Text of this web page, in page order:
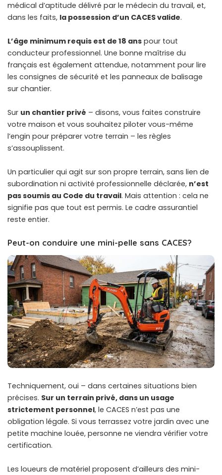
médical d’aptitude délivré par le médecin du travail, et,
dans les faits, la possession d’un CACES valide.
L’âge minimum requis est de 18 ans pour tout
conducteur professionnel. Une bonne maîtrise du
français est également attendue, notamment pour lire
les consignes de sécurité et les panneaux de balisage
sur chantier.
Sur un chantier privé – disons, vous faites construire
votre maison et vous souhaitez piloter vous-même
l’engin pour préparer votre terrain – les règles
s’assouplissent.
Un particulier qui agit sur son propre terrain, sans lien de
subordination ni activité professionnelle déclarée, n’est
pas soumis au Code du travail. Mais attention : cela ne
signifie pas que tout est permis. Le cadre assurantiel
reste entier.
Peut-on conduire une mini-pelle sans CACES?
Techniquement, oui – dans certaines situations bien
précises. Sur un terrain privé, dans un usage
strictement personnel, le CACES n’est pas une
obligation légale. Si vous terrassez votre jardin avec une
petite machine louée, personne ne viendra vérifier votre
certification.
Les loueurs de matériel proposent d’ailleurs des mini-